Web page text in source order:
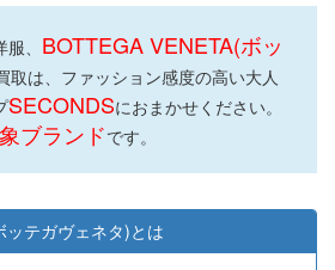
、 BOTTEGA VENETA(ボッ
取は、ファッション感度の高い大人
SECONDSにおまかせください。
ブランドです。
ッテガヴェネタ)とは